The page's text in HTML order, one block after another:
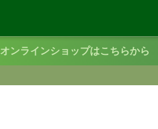
オンラインショップはこちらから